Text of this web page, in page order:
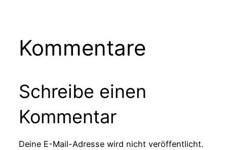
Kommentare
Schreibe einen
Kommentar
Deine E-Mail-Adresse wird nicht veröffentlicht.